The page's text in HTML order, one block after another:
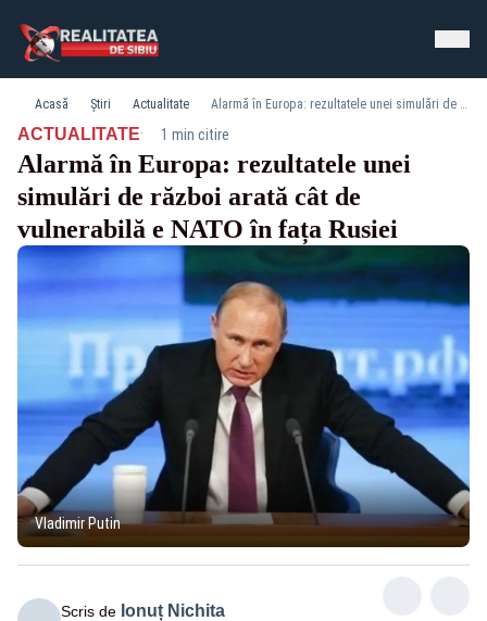
Acasă Știri Actualitate Alarmă în Europa: rezultatele unei simulări de război arată cât de vulnerabilă e NATO în fața Rusiei
ACTUALITATE· 1 min citire
Alarmă în Europa: rezultatele unei
simulări de război arată cât de
vulnerabilă e NATO în fața Rusiei
Vladimir Putin
Scris de Ionuț Nichita